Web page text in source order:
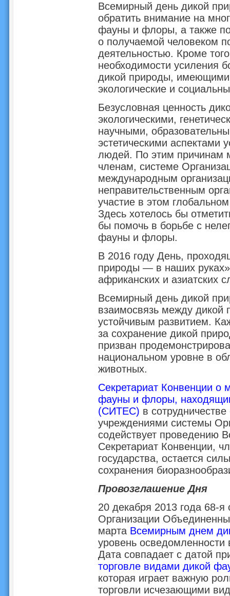
Всемирный день дикой
обратить внимание на
фауны и флоры, а также
о получаемой человеком
деятельностью. Кроме
необходимости усиления
дикой природы, имеющими
экологические и
Безусловная ценность
экологическими,
научными,
эстетическими аспектами
людей. По этим причинам
членам, системе
международным
неправительственным
участие в этом
Здесь хотелось бы
бы помочь в борьбе с
фауны и флоры.
В 2016 году День,
природы — в наших
африканских и азиатских
Всемирный день дикой
взаимосвязь между дикой
устойчивым развитием.
за сохранение дикой
призван
национальном уровне в
животных.
Секретариат Конвенции о
фауны и флоры,
(СИТЕС) в
учреждениями системы
содействует проведению
Секретариат Конвенции,
государства, остается
сохранения
Провозглашение Дня
20 декабря 2013 года 68-
Организации
марта Всемирным днем
уровень
Дата совпадает с датой
торговле видами дикой
которая играет важную
торговли исчезающими